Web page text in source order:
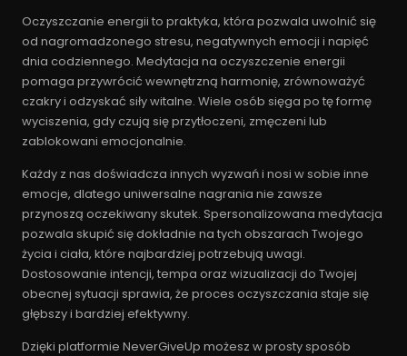
Oczyszczanie energii to praktyka, która pozwala uwolnić się
od nagromadzonego stresu, negatywnych emocji i napięć
dnia codziennego. Medytacja na oczyszczenie energii
pomaga przywrócić wewnętrzną harmonię, zrównoważyć
czakry i odzyskać siły witalne. Wiele osób sięga po tę formę
wyciszenia, gdy czują się przytłoczeni, zmęczeni lub
zablokowani emocjonalnie.
Każdy z nas doświadcza innych wyzwań i nosi w sobie inne
emocje, dlatego uniwersalne nagrania nie zawsze
przynoszą oczekiwany skutek. Spersonalizowana medytacja
pozwala skupić się dokładnie na tych obszarach Twojego
życia i ciała, które najbardziej potrzebują uwagi.
Dostosowanie intencji, tempa oraz wizualizacji do Twojej
obecnej sytuacji sprawia, że proces oczyszczania staje się
głębszy i bardziej efektywny.
Dzięki platformie NeverGiveUp możesz w prosty sposób